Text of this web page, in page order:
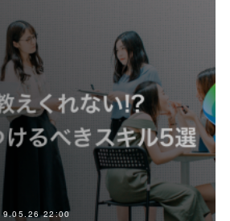
22:00